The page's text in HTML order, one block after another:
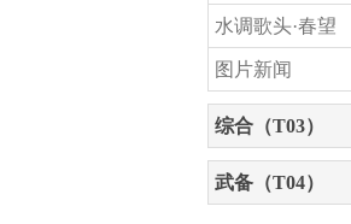
水调歌头·春望
图片新闻
综合（T03）
武备（T04）